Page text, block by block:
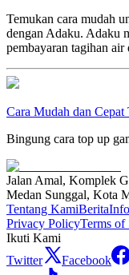
Temukan cara mudah
dengan Adaku. Adaku
pembayaran tagihan
Cara Mudah dan
Bingung cara top up
Jalan Amal, Komplek
Medan Sunggal, Kota
Tentang KamiBeritaInfo
Privacy PolicyTerms of
Ikuti Kami
Twitter
Facebook